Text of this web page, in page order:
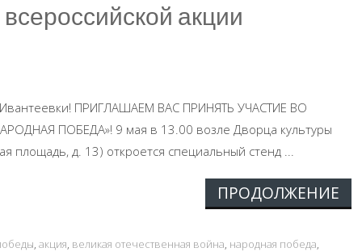
акции
ПРИГЛАШАЕМ ВАС ПРИНЯТЬ УЧАСТИЕ ВО
ПОБЕДА»! 9 мая в 13.00 возле Дворца культуры
площадь, д. 13) откроется специальный стенд ...
ПРОДОЛЖЕНИЕ
, акция, великая отечественная война, народная победа,